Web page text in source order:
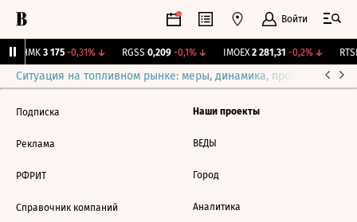
Войти
CHMK 3 175 -0,31%↓ RGSS 0,209 -0,1%↓ IMOEX 2 281,31 -0,2%↓ RTSI
Ситуация на топливном рынке: меры, динамика, прогнозы
Подписка
Реклама
РФРИТ
Справочник компаний
Наши проекты
ВЕДЫ
Город
Аналитика